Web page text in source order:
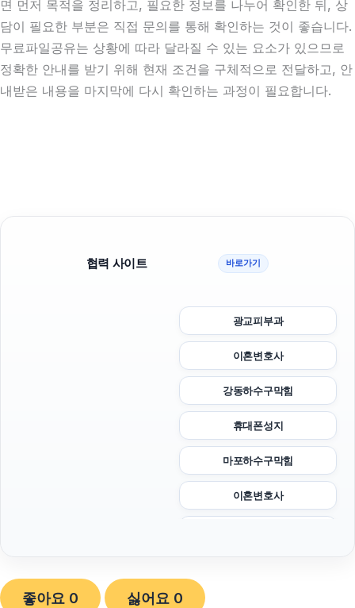
면 먼저 목적을 정리하고, 필요한 정보를 나누어 확인한 뒤, 상
담이 필요한 부분은 직접 문의를 통해 확인하는 것이 좋습니다.
무료파일공유는 상황에 따라 달라질 수 있는 요소가 있으므로
정확한 안내를 받기 위해 현재 조건을 구체적으로 전달하고, 안
내받은 내용을 마지막에 다시 확인하는 과정이 필요합니다.
협력 사이트 바로가기
광교피부과
이혼변호사
강동하수구막힘
휴대폰성지
마포하수구막힘
이혼변호사
좋아요 0 싫어요 0